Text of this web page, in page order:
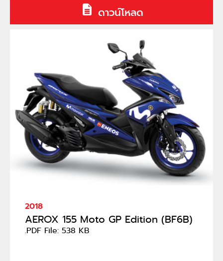
ดาวน์โหลด
2018
AEROX 155 Moto GP Edition (BF6B)
.PDF File: 538 KB